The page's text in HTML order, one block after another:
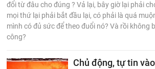
đổi từ đâu cho đúng ? Vả lại, bây giờ lại phải
mọi thứ lại phải bắt đầu lại, có phải là quá
mình có đủ sức để theo đuổi nó? Và rồi không
công?
Chủ động, tự tin